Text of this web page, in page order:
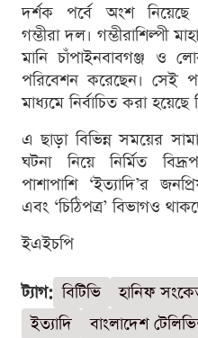
দর্শক পর্বে অংশ নিয়েছে
গম্ভীরা দল।
মানি চাঁপাইনবাবগঞ্জ ও
পরিবেশন করেছেন। সেই
মাধ্যমে নির্বাচিত করা হয়েছে
এ ছাড়া বিভিন্ন সময়ের
ঘটনা নিয়ে নির্মিত
পাশাপাশি ‘ইত্যাদি’র
এবং ‘চিঠিপত্র’ বিভাগও
ইএইচপি
ট্যাগ: বিটিভি হানিফ
ইত্যাদি
বাংলাদেশ